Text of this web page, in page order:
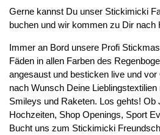
Gerne kannst Du unser Stickimicki
buchen und wir kommen zu Dir nach
Immer an Bord unsere Profi
Fäden in allen Farben des
angesaust und besticken live und
nach Wunsch Deine
Smileys und Raketen. Los gehts! Ob
Hochzeiten, Shop Openings, Sport
Bucht uns zum Stickimicki